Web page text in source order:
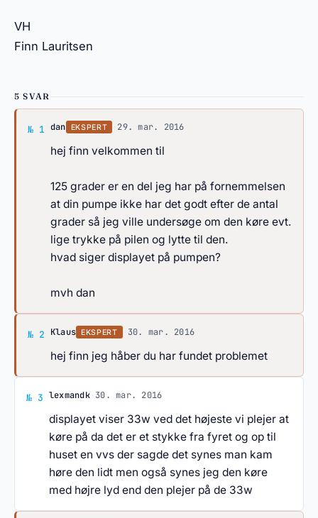
VH
Finn Lauritsen
5 SVAR
№ 1 Svar af dan
dan EKSPERT 29. mar. 2016
hej finn velkommen til
125 grader er en del jeg har på fornemmelsen
at din pumpe ikke har det godt efter de antal
grader så jeg ville undersøge om den køre evt.
lige trykke på pilen og lytte til den.
hvad siger displayet på pumpen?
mvh dan
№ 2 Svar af Klaus
Klaus EKSPERT 30. mar. 2016
hej finn jeg håber du har fundet problemet
№ 3 Svar af lexmandk
lexmandk· 30. mar. 2016
displayet viser 33w ved det højeste vi plejer at
køre på da det er et stykke fra fyret og op til
huset en vvs der sagde det synes man kam
høre den lidt men også synes jeg den køre
med højre lyd end den plejer på de 33w